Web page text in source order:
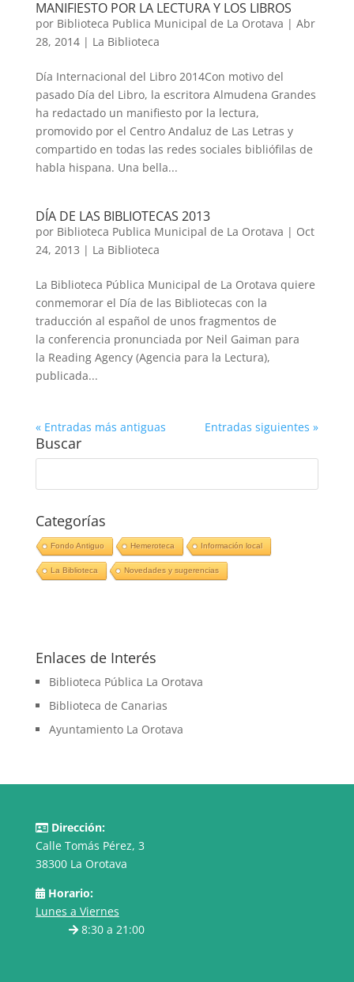
MANIFIESTO POR LA LECTURA Y LOS LIBROS
por Biblioteca Publica Municipal de La Orotava | Abr
28, 2014| La Biblioteca
Día Internacional del Libro 2014Con motivo del
pasado Día del Libro, la escritora Almudena Grandes
ha redactado un manifiesto por la lectura,
promovido por el Centro Andaluz de Las Letras y
compartido en todas las redes sociales bibliófilas de
habla hispana. Una bella...
DÍA DE LAS BIBLIOTECAS 2013
por Biblioteca Publica Municipal de La Orotava | Oct
24, 2013 | La Biblioteca
La Biblioteca Pública Municipal de La Orotava quiere
conmemorar el Día de las Bibliotecas con la
traducción al español de unos fragmentos de
la conferencia pronunciada por Neil Gaiman para
la Reading Agency (Agencia para la Lectura),
publicada...
« Entradas más antiguas Entradas siguientes »
Buscar
Categorías
Fondo Antiguo Hemeroteca Información local
La Biblioteca Novedades y sugerencias
Enlaces de Interés
Biblioteca Pública La Orotava
Biblioteca de Canarias
Ayuntamiento La Orotava
Dirección:
Calle Tomás Pérez, 3
38300 La Orotava
Horario:
Lunes a Viernes
8:30 a 21:00